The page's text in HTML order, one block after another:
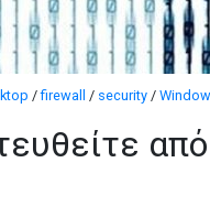
/firewall / security /